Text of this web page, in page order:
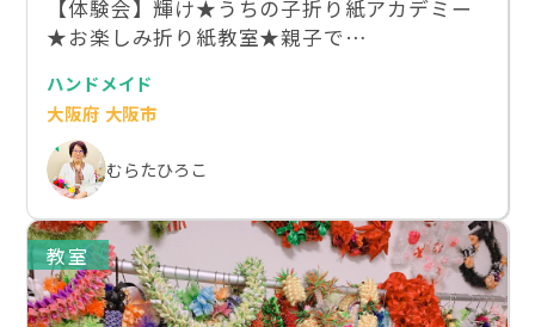
【体験会】輝け★うちの子折り紙アカデミー
★お楽しみ折り紙教室★親子で…
ハンドメイド
大阪府 大阪市
むらたひろこ
教室